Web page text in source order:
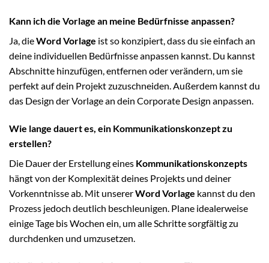
Kann ich die Vorlage an meine Bedürfnisse anpassen?
Ja, dieWord Vorlage ist so konzipiert, dass du sie einfach an
deine individuellen Bedürfnisse anpassen kannst. Du kannst
Abschnitte hinzufügen, entfernen oder verändern, um sie
perfekt auf dein Projekt zuzuschneiden. Außerdem kannst du
das Design der Vorlage an dein Corporate Design anpassen.
Wie lange dauert es, ein Kommunikationskonzept zu
erstellen?
Die Dauer der Erstellung eines Kommunikationskonzepts
hängt von der Komplexität deines Projekts und deiner
Vorkenntnisse ab. Mit unsererWord Vorlage kannst du den
Prozess jedoch deutlich beschleunigen. Plane idealerweise
einige Tage bis Wochen ein, um alle Schritte sorgfältig zu
durchdenken und umzusetzen.